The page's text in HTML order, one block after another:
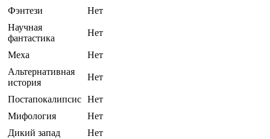
Фэнтези
Нет
Научная
фантастика
Нет
Меха
Нет
Альтернативная
история
Нет
Постапокалипсис Нет
Мифология
Нет
Дикий запад
Нет